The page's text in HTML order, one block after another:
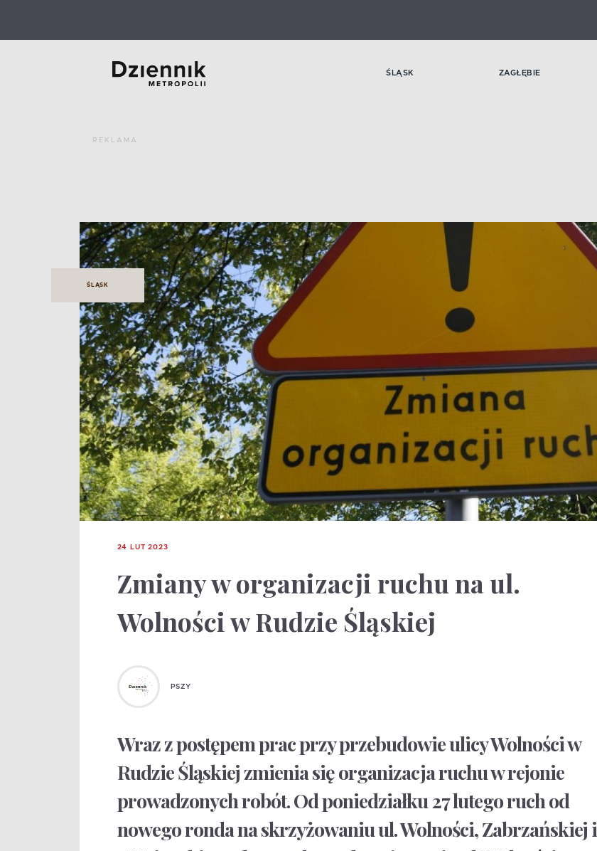
ŚLĄSK ZAGŁĘBIE
REKLAMA
ŚLĄSK
24 LUT 2023
Zmiany w organizacji ruchu na ul.
Wolności w Rudzie Śląskiej
PSZY
Wraz z postępem prac przy przebudowie ulicy Wolności w
Rudzie Śląskiej zmienia się organizacja ruchu w rejonie
prowadzonych robót. Od poniedziałku 27 lutego ruch od
nowego ronda na skrzyżowaniu ul. Wolności, Zabrzańskiej i